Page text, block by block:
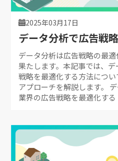
2025年03月17日
データ分析で広告戦
データ分析は広告戦略の最
果たします。本記事では、
戦略を最適化する方法につ
アプローチを解説します。
業界の広告戦略を最適化す